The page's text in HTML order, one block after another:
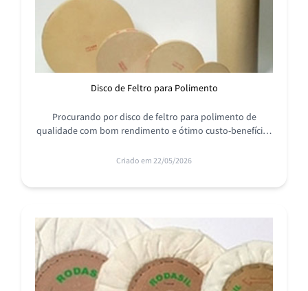
Disco de Feltro para Polimento
Procurando por disco de feltro para polimento de
qualidade com bom rendimento e ótimo custo-benefício?
Criado em 22/05/2026